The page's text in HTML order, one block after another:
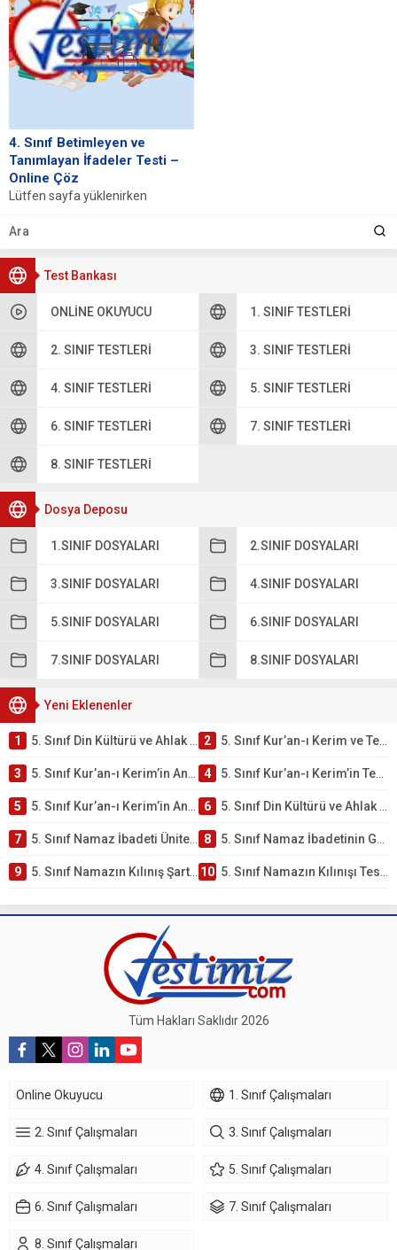
Test Bankası
ONLINE OKUYUCU 1. SINIF TESTLERI
2. SINIF TESTLERI 3. SINIF TESTLERI
4. SINIF TESTLERI 5. SINIF TESTLERI
6. SINIF TESTLERI 7. SINIF TESTLERI
8. SINIF TESTLERI
Dosya Deposu
1.SINIF DOSYALARI 2.SINIF DOSYALARI
3.SINIF DOSYALARI 4.SINIF DOSYALARI
5.SINIF DOSYALARI 6.SINIF DOSYALARI
7.SINIF DOSYALARI 8.SINIF DOSYALARI
Yeni Eklenenler
1 5. Sınıf Din Kültürü ve Ahlak Bilgisi 2. Ünite: Kur’an-ı Kerim Çalışmaları 2 5. Sınıf Kur’an-ı Kerim ve Temel Özellikleri Testi – Online Çöz
3 5. Sınıf Kur’an-ı Kerim’in Ana Konuları Testi – Online Çöz 4 5. Sınıf Kur’an-ı Kerim’in Temel Özellikleri ve Önemi Testi – Online Çöz
5 5. Sınıf Kur’an-ı Kerim’in Anlamı ve Önemi Testi – Online Çöz 6 5. Sınıf Din Kültürü ve Ahlak Bilgisi 2. Ünite: Namaz İbadeti Çalışmaları
7 5. Sınıf Namaz İbadeti Ünite Testi – Online Çöz 8 5. Sınıf Namaz İbadetinin Getirdiği Faydalar Testi
9 5. Sınıf Namazın Kılınış Şartları Testi 10 5. Sınıf Namazın Kılınışı Testi – Online Çöz
4. Sınıf Betimleyen ve
Tanımlayan İfadeler Testi –
Online Çöz
Lütfen sayfa yüklenirken
javascript desteğinin etkin
olduğundan emin olunuz. Eğer
sayfa yüklenmediyse buraya...
Tüm Hakları Saklıdır 2026
Online Okuyucu 1. Sınıf Çalışmaları
2. Sınıf Çalışmaları 3. Sınıf Çalışmaları
4. Sınıf Çalışmaları 5. Sınıf Çalışmaları
6. Sınıf Çalışmaları 7. Sınıf Çalışmaları
8. Sınıf Çalışmaları